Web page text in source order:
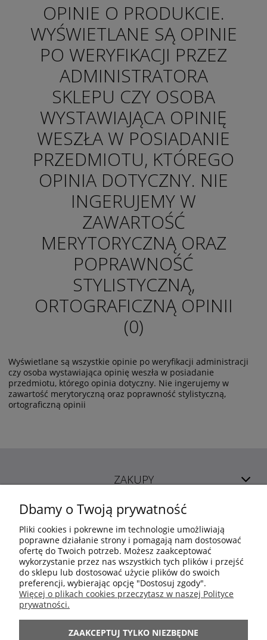
OPINIE O PRODUKCIE.
WYŚWIETLANE SĄ OPINIE
PO WERYFIKACJI PRZEZ
ADMINISTRATORA
SKLEPU CZY OSOBA
WYSTAWIAJĄCA OPINIĘ
WESZŁA W POSIADANIE
PRZEDMIOTU, KTÓREGO
OPINIA DOTYCZNY. NIE
INGERUJEMY W
ZAWARTOŚĆ
MERYTORYCZNĄ ORAZ
POPRAWNOŚĆ
STYLISTYCZNĄ,
ORTOGRAFICZNĄ OPINII
(0)
Wyświetlane są wszystkie opinie po weryfikacji administracji
czy osoba wystawiająca opinię weszła w posiadanie
przedmiotu, którego opinia dotyczny. Nie ingerujemy w
zawartość merytoryczną oraz poprawność stylistyczną,
ortograficzną opinii
ZAKUPY
POMOC
MOJE KONTO
INFORMACJE
ARANŻACJE
Dbamy o Twoją prywatność
Pliki cookies i pokrewne im technologie umożliwiają
poprawne działanie strony i pomagają nam dostosować
ofertę do Twoich potrzeb. Możesz zaakceptować
wykorzystanie przez nas wszystkich tych plików i przejść
do sklepu lub dostosować użycie plików do swoich
preferencji, wybierając opcję "Dostosuj zgody".
Więcej o plikach cookies przeczytasz w naszej Polityce
prywatności.
ZAAKCEPTUJ TYLKO NIEZBĘDNE